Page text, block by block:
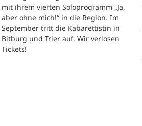
mit ihrem vierten Soloprogramm „Ja,
aber ohne mich!“ in die Region. Im
September tritt die Kabarettistin in
Bitburg und Trier auf. Wir verlosen
Tickets!